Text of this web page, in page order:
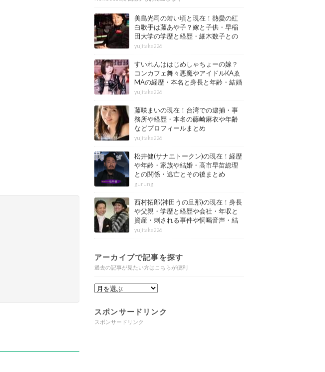
美島光司の若い頃と現在！熱愛の紅
白歌手は藤あや子？嫁と子供・早稲
田大学の学歴と経歴・細木数子との
確執もまとめ
yujitake226
すいれんははじめしゃちょーの嫁？
コンカフェ舞々悪魔やアイドルKAゑ
MAの経歴・本名と身長と年齢・結婚
情報もまとめ
yujitake226
藤咲まいの現在！台湾での逮捕・事
務所や経歴・本名の藤崎麻衣や年齢
などプロフィールまとめ
yujitake226
松井健(サナエトークン)の現在！経歴
や年齢・家族や結婚・高市早苗総理
との関係・逃亡とその後まとめ
gurung
西村拓郎(神田うの旦那)の現在！身長
や父親・学歴と経歴や会社・年収と
資産・刺される事件や恫喝音声・結
婚と子供や自宅・脳梗塞の病気もま
とめ
yujitake226
アーカイブで記事を探す
過去の記事が見たい方はこちらが便利
スポンサードリンク
スポンサードリンク